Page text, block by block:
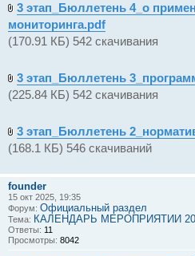
3 этап_Бюллетень 4_о
мониторинга.pdf
(170.91 КБ) 542 скачивания
3 этап_Бюллетень
(225.84 КБ) 542 скачивания
3 этап_Бюллетень
(168.1 КБ) 546 скачиваний
founder
15 окт 2025, 19:35
Форум: Официальный раздел
Тема: КАЛЕНДАРЬ МЕРОПРИЯТИЙ
Ответы: 11
Просмотры: 8042